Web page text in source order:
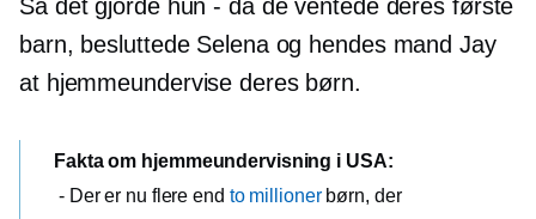
Så det gjorde hun - da de ventede deres første
barn, besluttede Selena og hendes mand Jay
at hjemmeundervise deres børn.
Fakta om hjemmeundervisning i USA:
- Der er nu flere end to millionerbørn, der